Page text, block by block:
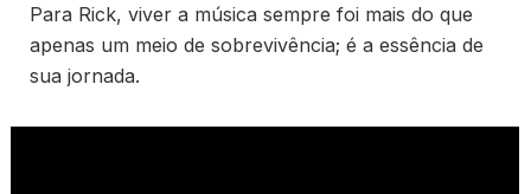
Para Rick, viver a música sempre foi mais do que
apenas um meio de sobrevivência; é a essência de
sua jornada.